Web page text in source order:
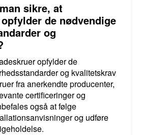
sikre, at
de nødvendige
og
opfylder de
og kvalitetskrav
fra anerkendte producenter,
certificeringer og
også at følge
og udføre